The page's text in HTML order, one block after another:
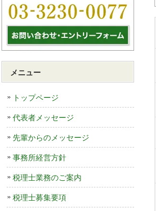
メニュー
トップページ
代表者メッセージ
先輩からのメッセージ
事務所経営方針
税理士業務のご案内
税理士募集要項